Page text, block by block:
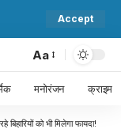
Accept
Aa
मनोरंजन क्राइम
को भी मिलेगा फायदा!